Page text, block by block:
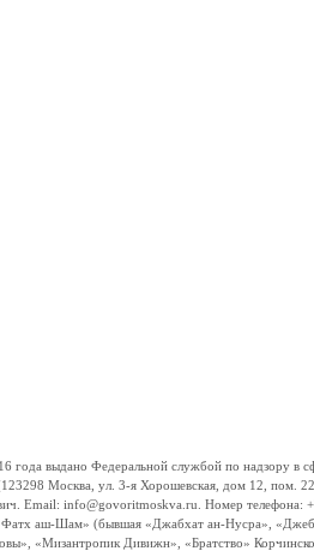
выдано Федеральной службой по надзору в
Москва, ул. 3-я Хорошевская, дом 12, пом.
Email: info@govoritmoskva.ru. Номер телефона:
Фатх аш-Шам» (бывшая «Джабхат ан-Нусра»,
«Мизантропик Дивижн», «Братство»